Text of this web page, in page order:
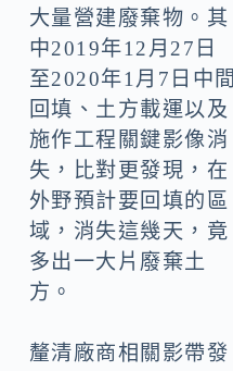
大量營建廢棄物。其
中2019年12月27日
至2020年1月7日中間
回填、土方載運以及
施作工程關鍵影像消
失，比對更發現，在
外野預計要回填的區
域，消失這幾天，竟
多出一大片廢棄土
方。
釐清廠商相關影帶發